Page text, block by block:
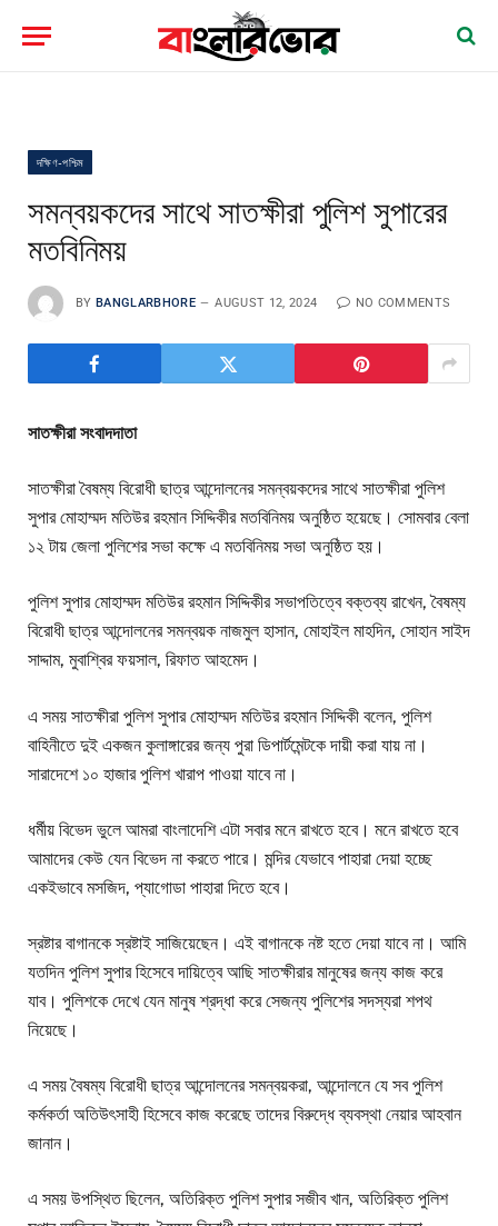
দক্ষিণ-পশ্চিম
সমন্বয়কদের সাথে সাতক্ষীরা পুলিশ সুপারের
মতবিনিময়
BY BANGLARBHORE AUGUST 12, 2024 NO COMMENTS
সাতক্ষীরা সংবাদদাতা
সাতক্ষীরা বৈষম্য বিরোধী ছাত্র আন্দোলনের সমন্বয়কদের সাথে সাতক্ষীরা পুলিশ
সুপার মোহাম্মদ মতিউর রহমান সিদ্দিকীর মতবিনিময় অনুষ্ঠিত হয়েছে। সোমবার বেলা
১২ টায় জেলা পুলিশের সভা কক্ষে এ মতবিনিময় সভা অনুষ্ঠিত হয়।
পুলিশ সুপার মোহাম্মদ মতিউর রহমান সিদ্দিকীর সভাপতিত্বে বক্তব্য রাখেন, বৈষম্য
বিরোধী ছাত্র আন্দোলনের সমন্বয়ক নাজমুল হাসান, মোহাইল মাহদিন, সোহান সাইদ
সাদ্দাম, মুবাশ্বির ফয়সাল, রিফাত আহমেদ।
এ সময় সাতক্ষীরা পুলিশ সুপার মোহাম্মদ মতিউর রহমান সিদ্দিকী বলেন, পুলিশ
বাহিনীতে দুই একজন কুলাঙ্গারের জন্য পুরা ডিপার্টমেন্টকে দায়ী করা যায় না।
সারাদেশে ১০ হাজার পুলিশ খারাপ পাওয়া যাবে না।
ধর্মীয় বিভেদ ভুলে আমরা বাংলাদেশি এটা সবার মনে রাখতে হবে। মনে রাখতে হবে
আমাদের কেউ যেন বিভেদ না করতে পারে। মন্দির যেভাবে পাহারা দেয়া হচ্ছে
একইভাবে মসজিদ, প্যাগোডা পাহারা দিতে হবে।
স্রষ্টার বাগানকে স্রষ্টাই সাজিয়েছেন। এই বাগানকে নষ্ট হতে দেয়া যাবে না। আমি
যতদিন পুলিশ সুপার হিসেবে দায়িত্বে আছি সাতক্ষীরার মানুষের জন্য কাজ করে
যাব। পুলিশকে দেখে যেন মানুষ শ্রদ্ধা করে সেজন্য পুলিশের সদস্যরা শপথ
নিয়েছে।
এ সময় বৈষম্য বিরোধী ছাত্র আন্দোলনের সমন্বয়করা, আন্দোলনে যে সব পুলিশ
কর্মকর্তা অতিউৎসাহী হিসেবে কাজ করেছে তাদের বিরুদ্ধে ব্যবস্থা নেয়ার আহবান
জানান।
এ সময় উপস্থিত ছিলেন, অতিরিক্ত পুলিশ সুপার সজীব খান, অতিরিক্ত পুলিশ